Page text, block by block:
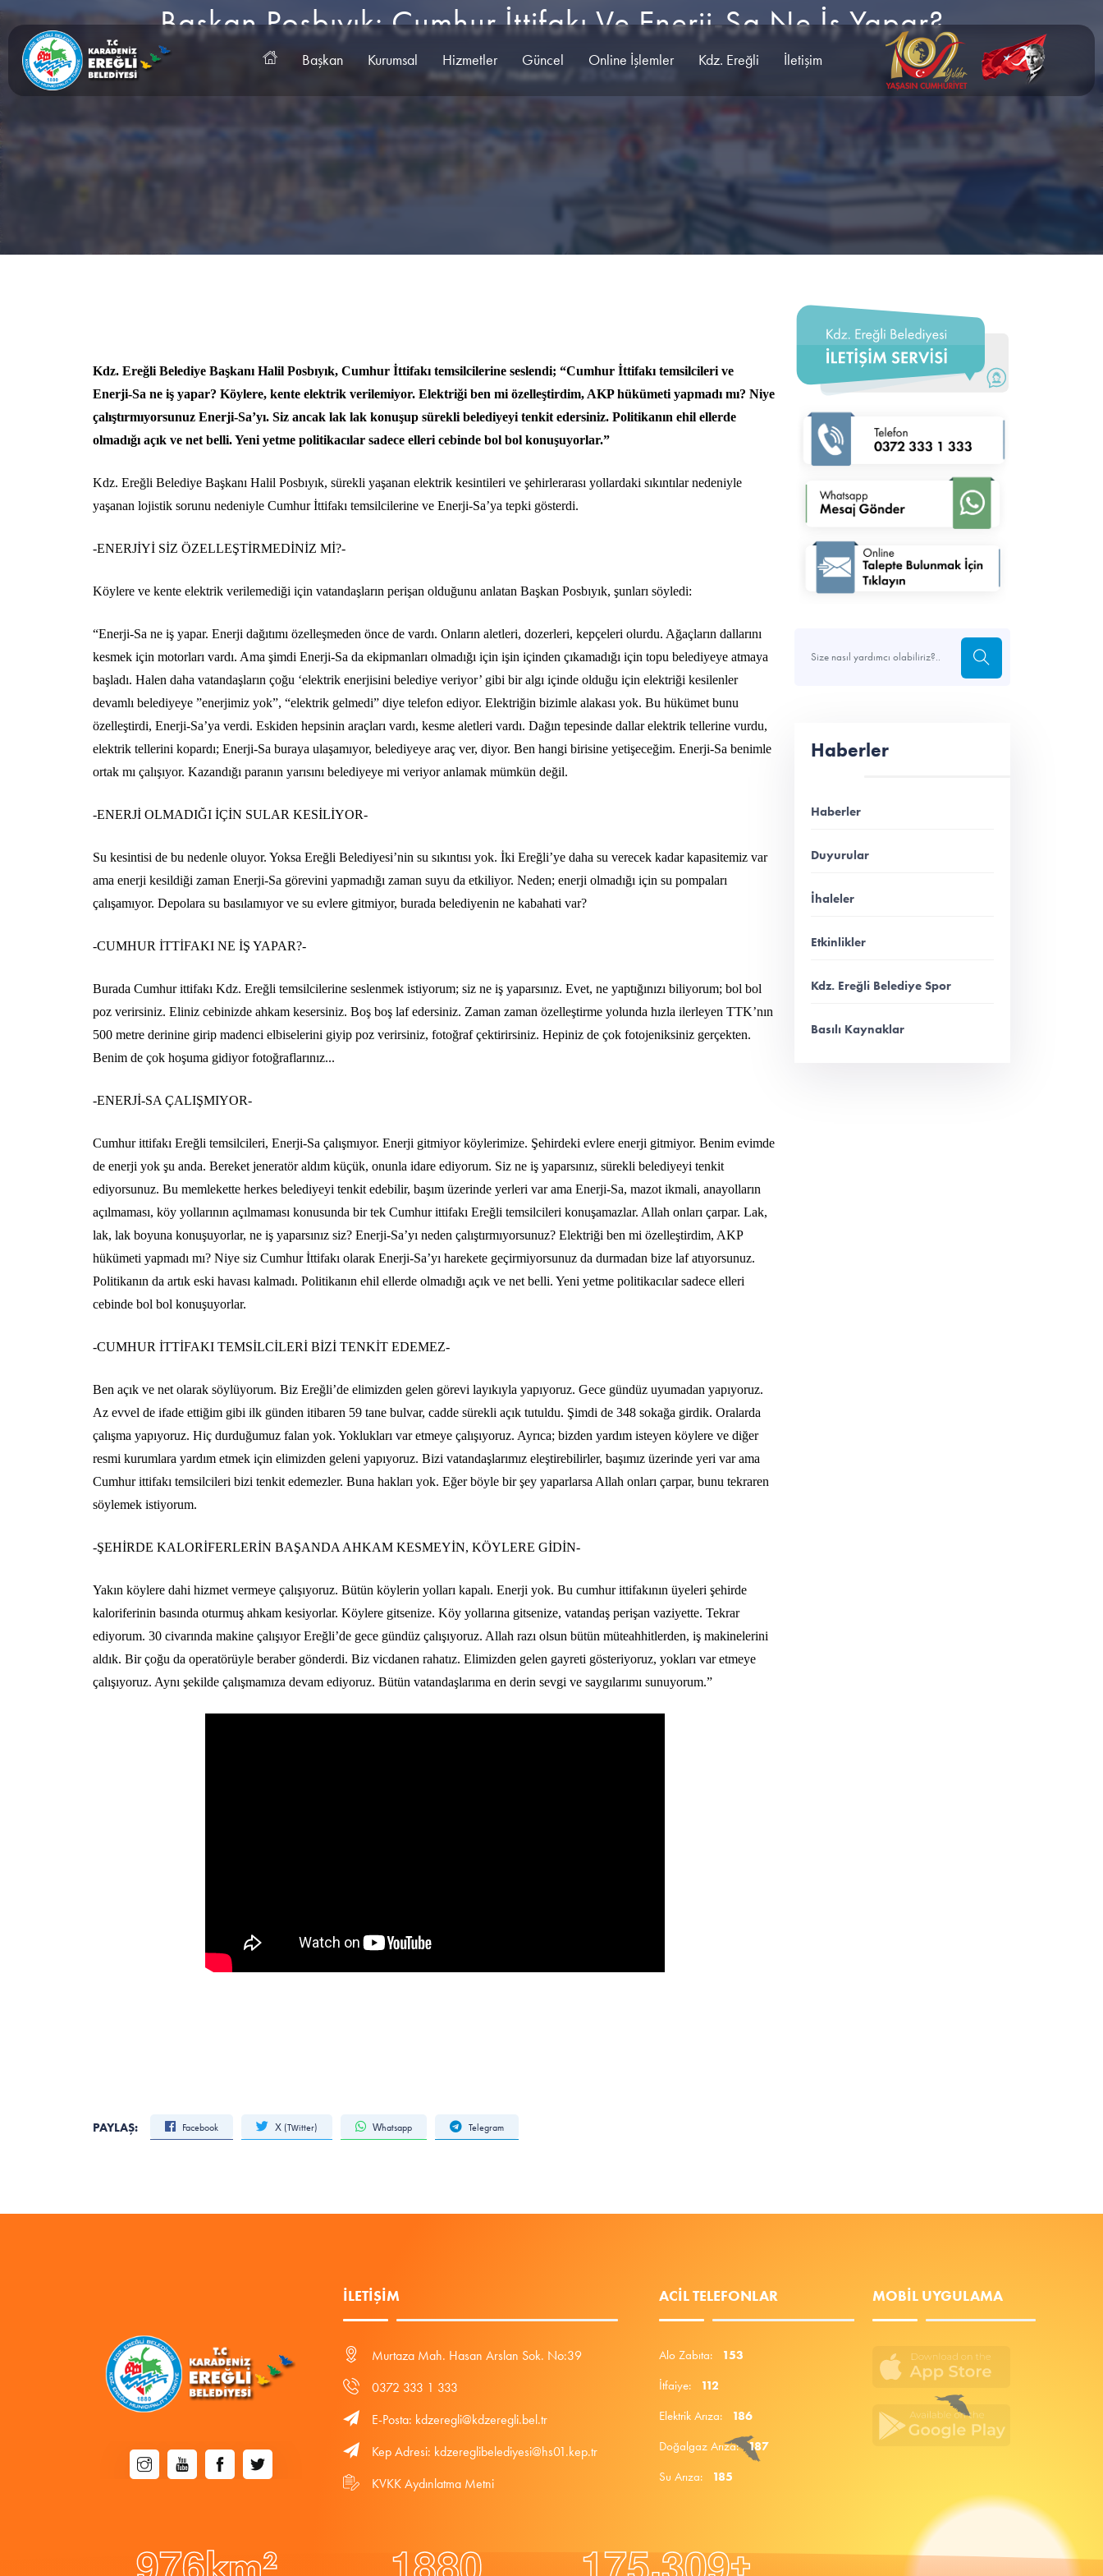
Başkan Kurumsal Hizmetler Güncel Online İşlemler Kdz. Ereğli İletişim
Başkan Posbıyık: Cumhur İttifakı Ve Enerji-Sa Ne İş Yapar?
Ana Sayfa Haberler 25 Ocak 2022
Kdz. Ereğli Belediye Başkanı Halil Posbıyık, Cumhur İttifakı temsilcilerine seslendi; “Cumhur İttifakı temsilcileri ve
Enerji-Sa ne iş yapar? Köylere, kente elektrik verilemiyor. Elektriği ben mi özelleştirdim, AKP hükümeti yapmadı mı? Niye
çalıştırmıyorsunuz Enerji-Sa’yı. Siz ancak lak lak konuşup sürekli belediyeyi tenkit edersiniz. Politikanın ehil ellerde
olmadığı açık ve net belli. Yeni yetme politikacılar sadece elleri cebinde bol bol konuşuyorlar.”
Kdz. Ereğli Belediye Başkanı Halil Posbıyık, sürekli yaşanan elektrik kesintileri ve şehirlerarası yollardaki sıkıntılar nedeniyle
yaşanan lojistik sorunu nedeniyle Cumhur İttifakı temsilcilerine ve Enerji-Sa’ya tepki gösterdi.
-ENERJİYİ SİZ ÖZELLEŞTİRMEDİNİZ Mİ?-
Köylere ve kente elektrik verilemediği için vatandaşların perişan olduğunu anlatan Başkan Posbıyık, şunları söyledi:
“Enerji-Sa ne iş yapar. Enerji dağıtımı özelleşmeden önce de vardı. Onların aletleri, dozerleri, kepçeleri olurdu. Ağaçların dallarını
kesmek için motorları vardı. Ama şimdi Enerji-Sa da ekipmanları olmadığı için işin içinden çıkamadığı için topu belediyeye atmaya
başladı. Halen daha vatandaşların çoğu ‘elektrik enerjisini belediye veriyor’ gibi bir algı içinde olduğu için elektriği kesilenler
devamlı belediyeye ”enerjimiz yok”, “elektrik gelmedi” diye telefon ediyor. Elektriğin bizimle alakası yok. Bu hükümet bunu
özelleştirdi, Enerji-Sa’ya verdi. Eskiden hepsinin araçları vardı, kesme aletleri vardı. Dağın tepesinde dallar elektrik tellerine vurdu,
elektrik tellerini kopardı; Enerji-Sa buraya ulaşamıyor, belediyeye araç ver, diyor. Ben hangi birisine yetişeceğim. Enerji-Sa benimle
ortak mı çalışıyor. Kazandığı paranın yarısını belediyeye mi veriyor anlamak mümkün değil.
-ENERJİ OLMADIĞI İÇİN SULAR KESİLİYOR-
Su kesintisi de bu nedenle oluyor. Yoksa Ereğli Belediyesi’nin su sıkıntısı yok. İki Ereğli’ye daha su verecek kadar kapasitemiz var
ama enerji kesildiği zaman Enerji-Sa görevini yapmadığı zaman suyu da etkiliyor. Neden; enerji olmadığı için su pompaları
çalışamıyor. Depolara su basılamıyor ve su evlere gitmiyor, burada belediyenin ne kabahati var?
-CUMHUR İTTİFAKI NE İŞ YAPAR?-
Burada Cumhur ittifakı Kdz. Ereğli temsilcilerine seslenmek istiyorum; siz ne iş yaparsınız. Evet, ne yaptığınızı biliyorum; bol bol
poz verirsiniz. Eliniz cebinizde ahkam kesersiniz. Boş boş laf edersiniz. Zaman zaman özelleştirme yolunda hızla ilerleyen TTK’nın
500 metre derinine girip madenci elbiselerini giyip poz verirsiniz, fotoğraf çektirirsiniz. Hepiniz de çok fotojeniksiniz gerçekten.
Benim de çok hoşuma gidiyor fotoğraflarınız...
-ENERJİ-SA ÇALIŞMIYOR-
Cumhur ittifakı Ereğli temsilcileri, Enerji-Sa çalışmıyor. Enerji gitmiyor köylerimize. Şehirdeki evlere enerji gitmiyor. Benim evimde
de enerji yok şu anda. Bereket jeneratör aldım küçük, onunla idare ediyorum. Siz ne iş yaparsınız, sürekli belediyeyi tenkit
ediyorsunuz. Bu memlekette herkes belediyeyi tenkit edebilir, başım üzerinde yerleri var ama Enerji-Sa, mazot ikmali, anayolların
açılmaması, köy yollarının açılmaması konusunda bir tek Cumhur ittifakı Ereğli temsilcileri konuşamazlar. Allah onları çarpar. Lak,
lak, lak boyuna konuşuyorlar, ne iş yaparsınız siz? Enerji-Sa’yı neden çalıştırmıyorsunuz? Elektriği ben mi özelleştirdim, AKP
hükümeti yapmadı mı? Niye siz Cumhur İttifakı olarak Enerji-Sa’yı harekete geçirmiyorsunuz da durmadan bize laf atıyorsunuz.
Politikanın da artık eski havası kalmadı. Politikanın ehil ellerde olmadığı açık ve net belli. Yeni yetme politikacılar sadece elleri
cebinde bol bol konuşuyorlar.
-CUMHUR İTTİFAKI TEMSİLCİLERİ BİZİ TENKİT EDEMEZ-
Ben açık ve net olarak söylüyorum. Biz Ereğli’de elimizden gelen görevi layıkıyla yapıyoruz. Gece gündüz uyumadan yapıyoruz.
Az evvel de ifade ettiğim gibi ilk günden itibaren 59 tane bulvar, cadde sürekli açık tutuldu. Şimdi de 348 sokağa girdik. Oralarda
çalışma yapıyoruz. Hiç durduğumuz falan yok. Yoklukları var etmeye çalışıyoruz. Ayrıca; bizden yardım isteyen köylere ve diğer
resmi kurumlara yardım etmek için elimizden geleni yapıyoruz. Bizi vatandaşlarımız eleştirebilirler, başımız üzerinde yeri var ama
Cumhur ittifakı temsilcileri bizi tenkit edemezler. Buna hakları yok. Eğer böyle bir şey yaparlarsa Allah onları çarpar, bunu tekraren
söylemek istiyorum.
-ŞEHİRDE KALORİFERLERİN BAŞANDA AHKAM KESMEYİN, KÖYLERE GİDİN-
Yakın köylere dahi hizmet vermeye çalışıyoruz. Bütün köylerin yolları kapalı. Enerji yok. Bu cumhur ittifakının üyeleri şehirde
kaloriferinin basında oturmuş ahkam kesiyorlar. Köylere gitsenize. Köy yollarına gitsenize, vatandaş perişan vaziyette. Tekrar
ediyorum. 30 civarında makine çalışıyor Ereğli’de gece gündüz çalışıyoruz. Allah razı olsun bütün müteahhitlerden, iş makinelerini
aldık. Bir çoğu da operatörüyle beraber gönderdi. Biz vicdanen rahatız. Elimizden gelen gayreti gösteriyoruz, yokları var etmeye
çalışıyoruz. Aynı şekilde çalışmamıza devam ediyoruz. Bütün vatandaşlarıma en derin sevgi ve saygılarımı sunuyorum.”
PAYLAŞ: Facebook X (Twitter) Whatsapp Telegram
Haberler
Haberler
Duyurular
İhaleler
Etkinlikler
Kdz. Ereğli Belediye Spor
Basılı Kaynaklar
İLETIŞIM
Murtaza Mah. Hasan Arslan Sok. No:39
0372 333 1 333
E-Posta: kdzeregli@kdzeregli.bel.tr
Kep Adresi: kdzereglibelediyesi@hs01.kep.tr
KVKK Aydınlatma Metni
ACIL TELEFONLAR
Alo Zabıta: 153
İtfaiye: 112
Elektrik Arıza: 186
Doğalgaz Arıza:187
Su Arıza: 185
MOBIL UYGULAMA
km² . +